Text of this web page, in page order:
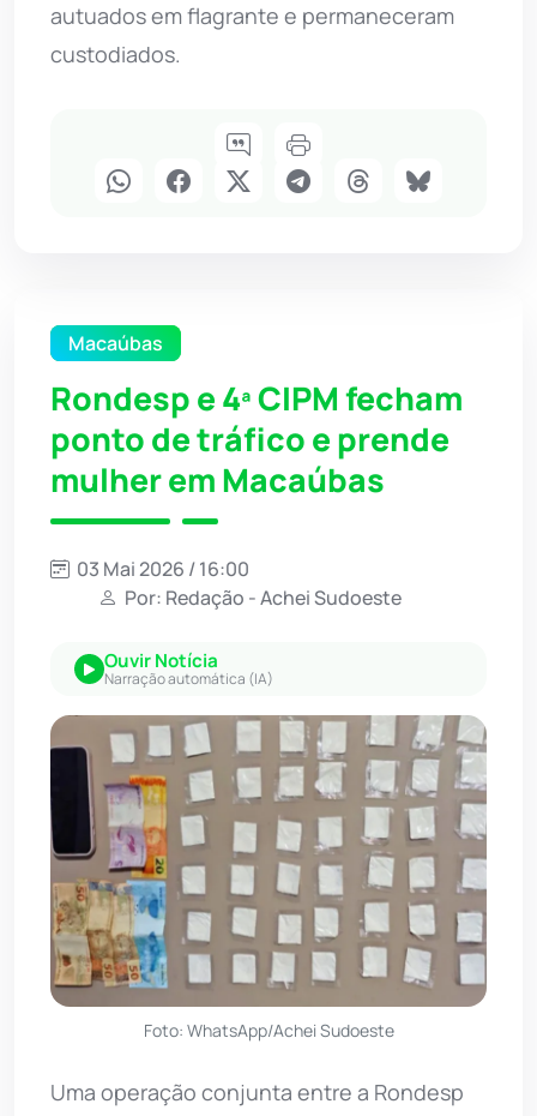
autuados em flagrante e permaneceram
custodiados.
Macaúbas
Rondesp e 4ª CIPM fecham
ponto de tráfico e prende
mulher em Macaúbas
03 Mai 2026 / 16:00
Por: Redação - Achei Sudoeste
Ouvir Notícia
Narração automática (IA)
Foto: WhatsApp/Achei Sudoeste
Uma operação conjunta entre a Rondesp